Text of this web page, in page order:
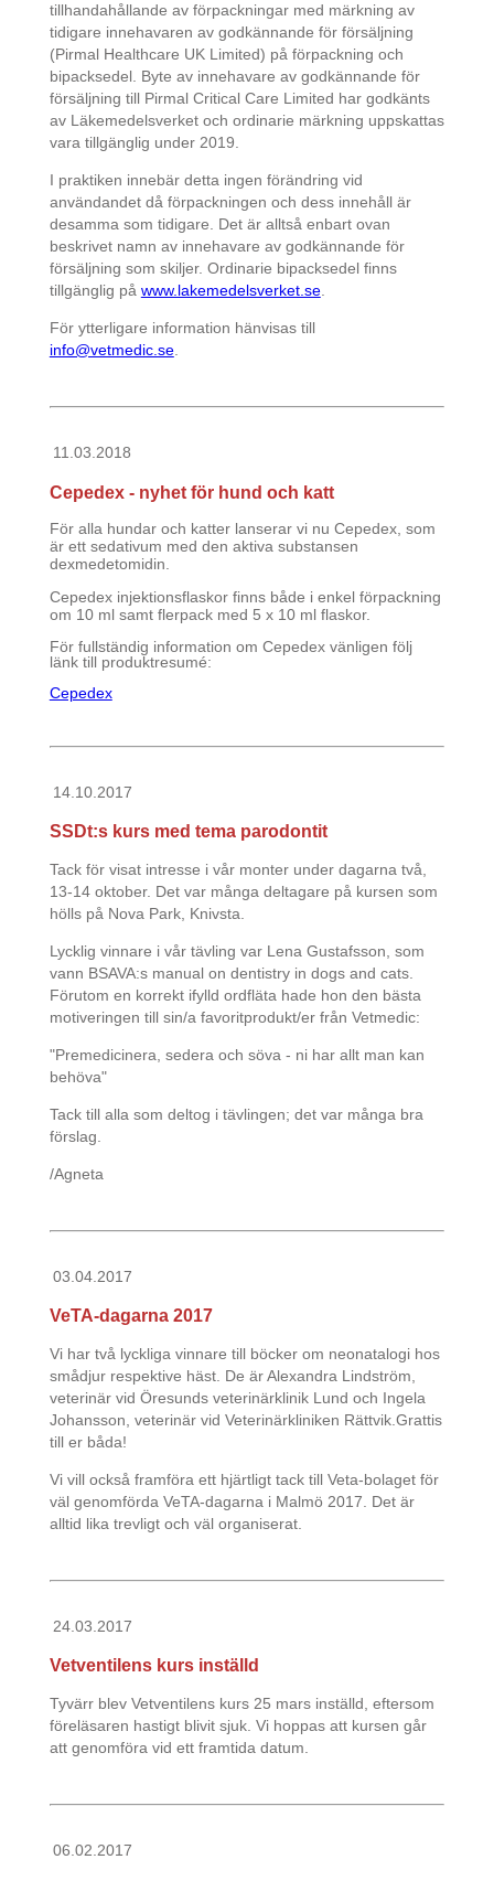
tillhandahållande av förpackningar med märkning av
tidigare innehavaren av godkännande för försäljning
(Pirmal Healthcare UK Limited) på förpackning och
bipacksedel. Byte av innehavare av godkännande för
försäljning till Pirmal Critical Care Limited har godkänts
av Läkemedelsverket och ordinarie märkning uppskattas
vara tillgänglig under 2019.
I praktiken innebär detta ingen förändring vid
användandet då förpackningen och dess innehåll är
desamma som tidigare. Det är alltså enbart ovan
beskrivet namn av innehavare av godkännande för
försäljning som skiljer. Ordinarie bipacksedel finns
tillgänglig på www.lakemedelsverket.se.
För ytterligare information hänvisas till
info@vetmedic.se.
11.03.2018
Cepedex - nyhet för hund och katt
För alla hundar och katter lanserar vi nu Cepedex, som
är ett sedativum med den aktiva substansen
dexmedetomidin.
Cepedex injektionsflaskor finns både i enkel förpackning
om 10 ml samt flerpack med 5 x 10 ml flaskor.
För fullständig information om Cepedex vänligen följ
länk till produktresumé:
Cepedex
14.10.2017
SSDt:s kurs med tema parodontit
Tack för visat intresse i vår monter under dagarna två,
13-14 oktober. Det var många deltagare på kursen som
hölls på Nova Park, Knivsta.
Lycklig vinnare i vår tävling var Lena Gustafsson, som
vann BSAVA:s manual on dentistry in dogs and cats.
Förutom en korrekt ifylld ordfläta hade hon den bästa
motiveringen till sin/a favoritprodukt/er från Vetmedic:
"Premedicinera, sedera och söva - ni har allt man kan
behöva"
Tack till alla som deltog i tävlingen; det var många bra
förslag.
/Agneta
03.04.2017
VeTA-dagarna 2017
Vi har två lyckliga vinnare till böcker om neonatalogi hos
smådjur respektive häst. De är Alexandra Lindström,
veterinär vid Öresunds veterinärklinik Lund och Ingela
Johansson, veterinär vid Veterinärkliniken Rättvik.Grattis
till er båda!
Vi vill också framföra ett hjärtligt tack till Veta-bolaget för
väl genomförda VeTA-dagarna i Malmö 2017. Det är
alltid lika trevligt och väl organiserat.
24.03.2017
Vetventilens kurs inställd
Tyvärr blev Vetventilens kurs 25 mars inställd, eftersom
föreläsaren hastigt blivit sjuk. Vi hoppas att kursen går
att genomföra vid ett framtida datum.
06.02.2017